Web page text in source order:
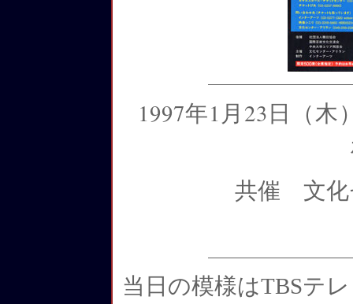
1997年1月23日（木
共催 文化
当日の模様はTBSテ